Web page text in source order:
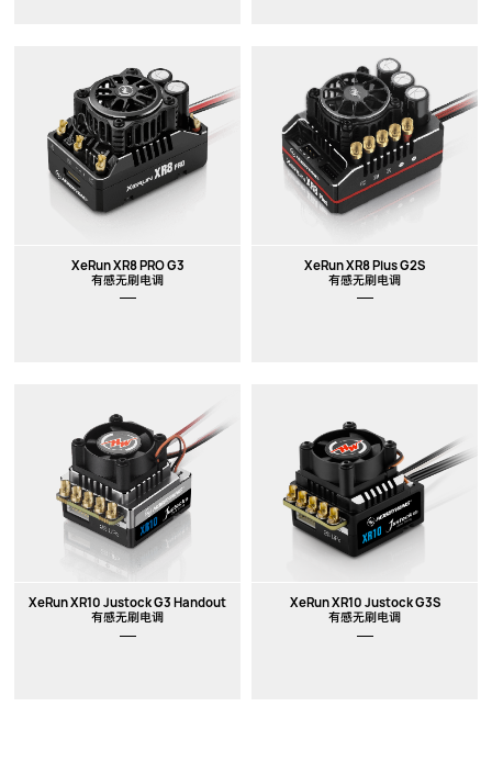
XeRun XR8 PRO G3
有感无刷电调
XeRun XR8 Plus G2S
有感无刷电调
XeRun XR10 Justock G3 Handout
有感无刷电调
XeRun XR10 Justock G3S
有感无刷电调